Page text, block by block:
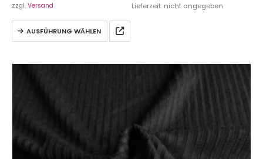
zzgl. Versand Lieferzeit: nicht angegeben
AUSFÜHRUNG WÄHLEN